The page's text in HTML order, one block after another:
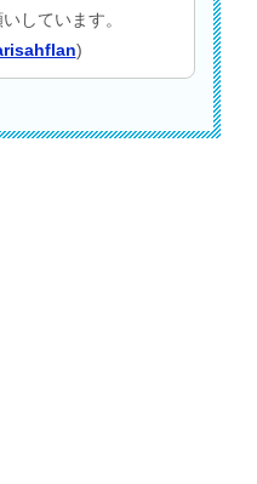
しています。
)